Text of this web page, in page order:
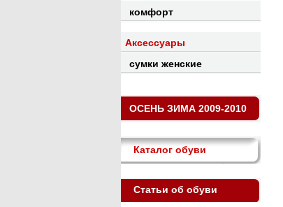
комфорт
Аксессуары
сумки женские
ОСЕНЬ ЗИМА 2009-2010
Каталог обуви
Статьи об обуви